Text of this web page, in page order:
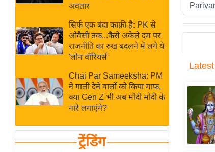
News
Live
News in
Hindi
Hindi
News
अंतर्राष्ट्रीय
बिज़नेस
जगत
विशेषज्ञ
बजट
खेल
अवतार
सिर्फ एक बंदा काफ़ी है: PK से
ओवैसी तक...कैसे अकेले दम पर
राजनीति का रुख बदलने में लगे ये
'लोन वॉरियर्स'
Chai Par Sameeksha: PM
ने गाली देने वालों को किया माफ,
क्या Gen Z भी अब मोदी मोदी के
नारे लगाएंगे?
ट्रेंडिंग
Latest